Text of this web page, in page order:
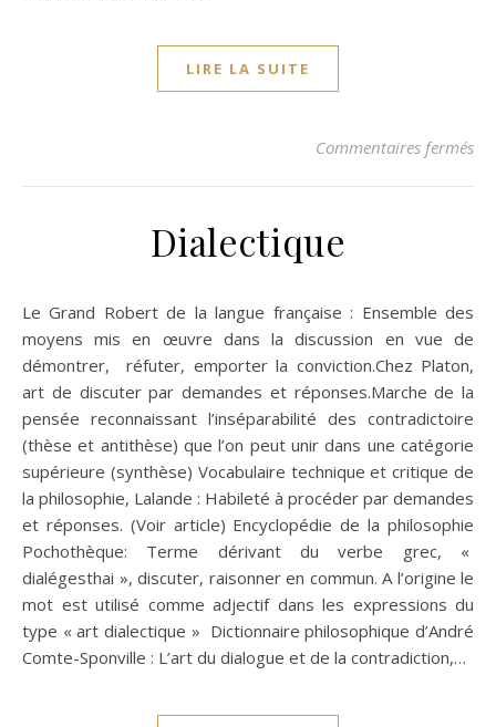
LIRE LA SUITE
Commentaires fermés
Dialectique
Le Grand Robert de la langue française : Ensemble des
moyens mis en œuvre dans la discussion en vue de
démontrer, réfuter, emporter la conviction.Chez Platon,
art de discuter par demandes et réponses.Marche de la
pensée reconnaissant l’inséparabilité des contradictoire
(thèse et antithèse) que l’on peut unir dans une catégorie
supérieure (synthèse) Vocabulaire technique et critique de
la philosophie, Lalande : Habileté à procéder par demandes
et réponses. (Voir article) Encyclopédie de la philosophie
Pochothèque: Terme dérivant du verbe grec, «
dialégesthai », discuter, raisonner en commun. A l’origine le
mot est utilisé comme adjectif dans les expressions du
type « art dialectique » Dictionnaire philosophique d’André
Comte-Sponville : L’art du dialogue et de la contradiction,…